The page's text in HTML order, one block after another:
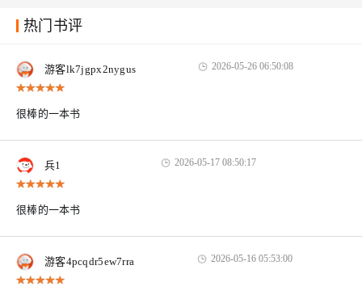
热门书评
游客lk7jgpx2nygus 2026-05-26 06:50:08
很棒的一本书
兵1 2026-05-17 08:50:17
很棒的一本书
游客4pcqdr5ew7rra 2026-05-16 05:53:00